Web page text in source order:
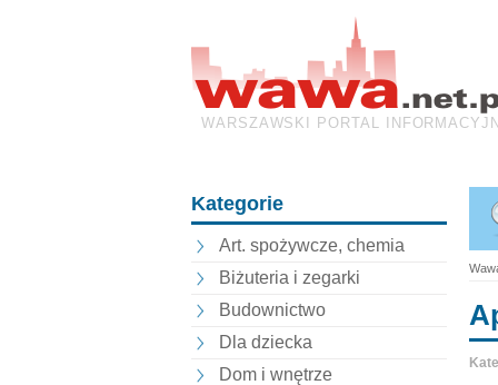
WARSZAWSKI PORTAL
Kategorie
Art. spożywcze, chemia
Biżuteria i zegarki
Budownictwo
Dla dziecka
Dom i wnętrze